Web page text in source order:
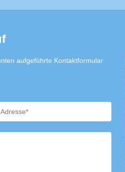
aufgeführte Kontaktformular